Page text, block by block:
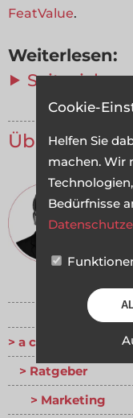
FeatValue.
Weiterlesen:
⯈
Über uns
Wir
mit
a coding project
Ratgeber
Marketing
Cookie-
Helfen Sie
machen. Wir
Bedürfnisse